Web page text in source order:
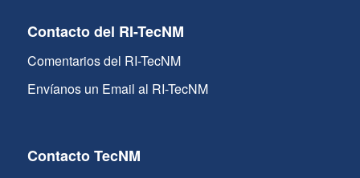
Contacto del RI-TecNM
Comentarios del RI-TecNM
Envíanos un Email al RI-TecNM
Contacto TecNM